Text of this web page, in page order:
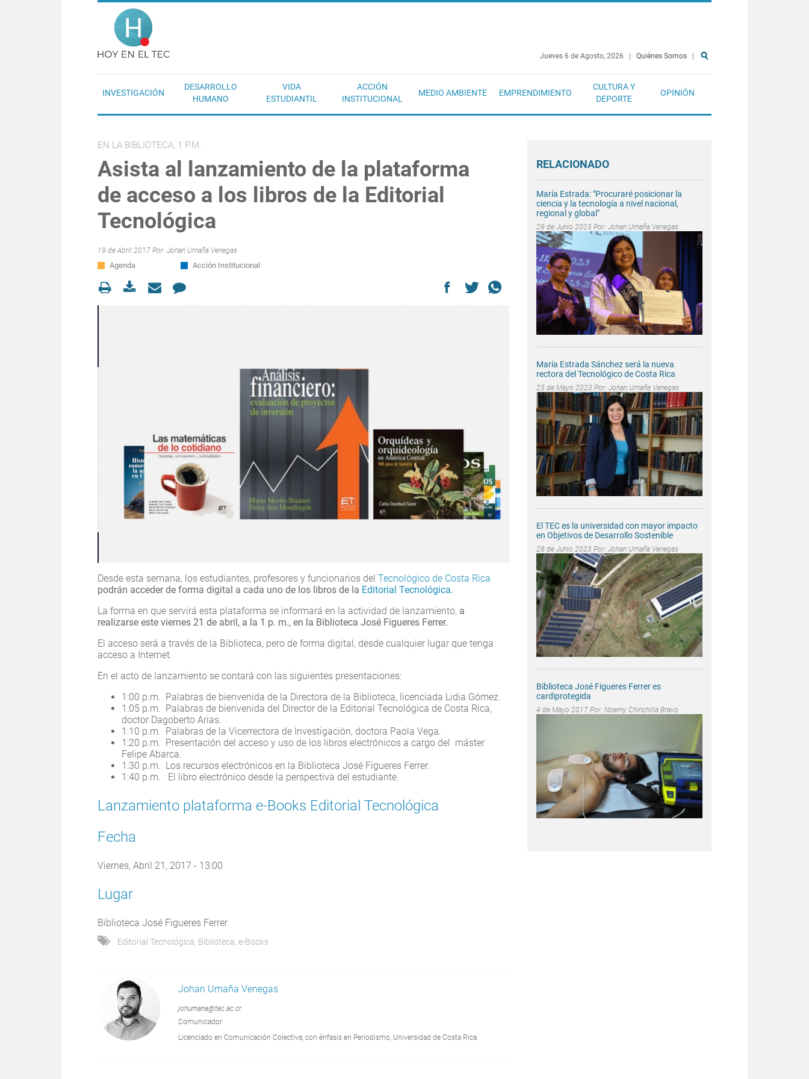
Pasar al contenido principal
Jueves 6 de Agosto, 2026 Quiénes Somos
INVESTIGACIÓN
DESARROLLO
HUMANO
VIDA
ESTUDIANTIL
ACCIÓN
INSTITUCIONAL
MEDIO AMBIENTE EMPRENDIMIENTO
CULTURA Y
DEPORTE
OPINIÓN
EN LA BIBLIOTECA, 1 P.M.
Asista al lanzamiento de la plataforma
de acceso a los libros de la Editorial
Tecnológica
19 de Abril 2017 Por: Johan Umaña Venegas
Agenda Acción Institucional
Desde esta semana, los estudiantes, profesores y funcionarios del Tecnológico de Costa Rica
podrán acceder de forma digital a cada uno de los libros de la Editorial Tecnológica.
La forma en que servirá esta plataforma se informará en la actividad de lanzamiento, a
realizarse este viernes 21 de abril, a la 1 p. m., en la Biblioteca José Figueres Ferrer.
El acceso será a través de la Biblioteca, pero de forma digital, desde cualquier lugar que tenga
acceso a Internet.
En el acto de lanzamiento se contará con las siguientes presentaciones:
1:00 p.m. Palabras de bienvenida de la Directora de la Biblioteca, licenciada Lidia Gómez.
1:05 p.m. Palabras de bienvenida del Director de la Editorial Tecnológica de Costa Rica,
doctor Dagoberto Arias.
1:10 p.m. Palabras de la Vicerrectora de Investigaciòn, doctora Paola Vega.
1:20 p.m. Presentación del acceso y uso de los libros electrónicos a cargo del máster
Felipe Abarca.
1:30 p.m. Los recursos electrónicos en la Biblioteca José Figueres Ferrer.
1:40 p.m. El libro electrónico desde la perspectiva del estudiante.
Lanzamiento plataforma e-Books Editorial Tecnológica
Fecha
Viernes, Abril 21, 2017 - 13:00
Lugar
Biblioteca José Figueres Ferrer
Editorial Tecnológica, Biblioteca, e-Books
Johan Umaña Venegas
johumana@tec.ac.cr
Comunicador
Licenciado en Comunicación Colectiva, con énfasis en Periodismo, Universidad de Costa Rica.
RELACIONADO
María Estrada: "Procuraré posicionar la
ciencia y la tecnología a nivel nacional,
regional y global"
29 de Junio 2023 Por: Johan Umaña Venegas
María Estrada Sánchez será la nueva
rectora del Tecnológico de Costa Rica
25 de Mayo 2023 Por: Johan Umaña Venegas
El TEC es la universidad con mayor impacto
en Objetivos de Desarrollo Sostenible
28 de Junio 2023 Por: Johan Umaña Venegas
Biblioteca José Figueres Ferrer es
cardiprotegida
4 de Mayo 2017 Por: Noemy Chinchilla Bravo